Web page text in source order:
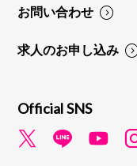
お問い合わせ
求人のお申し込み
Official SNS